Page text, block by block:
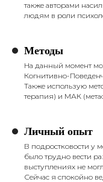
также авторами
людям в роли
Методы
На данный момент
Когнитивно-
Также использую
терапия) и МАК
Личный опыт
В подростковости у
было трудно вести
выступлениях не
Сейчас я спокойно